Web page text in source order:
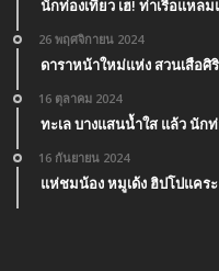
นักท่องเที่ยว เฮ! ท่าเรือแหล
26 พฤศจิกายน 2024
ดาราหน้าใหม่แห่ง สวนเสือศิ
16 ตุลาคม 2024
ทะเล บางแสนน้ำใส แล้ว นัก
16 กันยายน 2024
แห่ชมน้อง หมูเด้ง ฮิปโปแคร